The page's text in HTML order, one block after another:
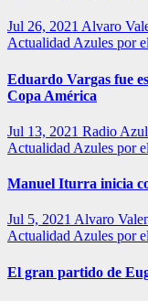
Jul 26, 2021 Alvaro
Actualidad Azules por
Eduardo Vargas fue
Copa América
Jul 13, 2021 Radio
Actualidad Azules por
Manuel Iturra inicia
Jul 5, 2021 Alvaro
Actualidad Azules por
El gran partido de